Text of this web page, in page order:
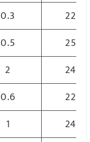
0.3
2200
0.5
2500
2
2400
0.6
2200
1
2400